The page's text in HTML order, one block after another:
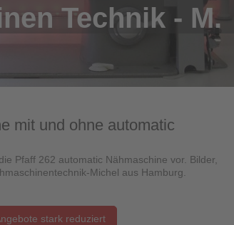
Technik - M.
mit und ohne automatic
Pfaff 262 automatic Nähmaschine vor. Bilder,
Michel aus Hamburg.
stark reduziert